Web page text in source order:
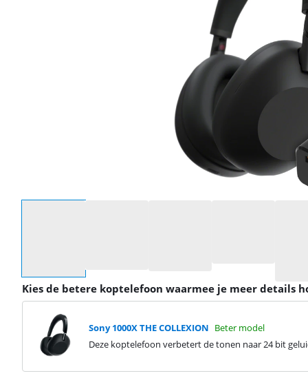
Kies de betere koptelefoon waarmee je meer details
Sony 1000X THE COLLEXION Beter model
Deze koptelefoon verbetert de tonen naar 24 bit